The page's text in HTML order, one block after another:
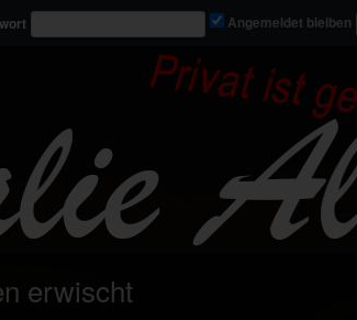
Angemeldet bleiben
erwischt